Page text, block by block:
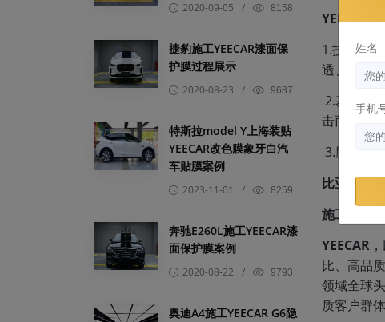
2020-09-05 / 8158
捷豹施工YEECAR漆面保
护膜过程展示
2020-08-23 / 9687
特斯拉model Y上海装贴
YEECAR改色膜象牙白汽
车贴膜案例
2023-11-01 / 8259
奔驰E260L施工YEECAR漆
面保护膜案例
2020-08-22 / 9793
奥迪A4施工YEECAR G6隐
YEECAR
1.技术上
透、光热
2.基材上
击而造成的
3.胶层上
比亚迪宋
施工
YEECAR
比、高品
领域全球
质客户群
姓名
手机